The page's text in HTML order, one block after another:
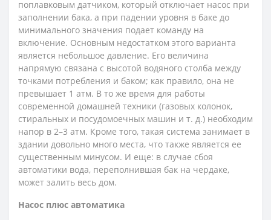
поплавковым датчиком, который отключает насос при
заполнении бака, а при падении уровня в баке до
минимального значения подает команду на
включение. Основным недостатком этого варианта
является небольшое давление. Его величина
напрямую связана с высотой водяного столба между
точками потребления и баком; как правило, она не
превышает 1 атм. В то же время для работы
современной домашней техники (газовых колонок,
стиральных и посудомоечных машин и т. д.) необходим
напор в 2–3 атм. Кроме того, такая система занимает в
здании довольно много места, что также является ее
существенным минусом. И еще: в случае сбоя
автоматики вода, переполнившая бак на чердаке,
может залить весь дом.
Насос плюс автоматика